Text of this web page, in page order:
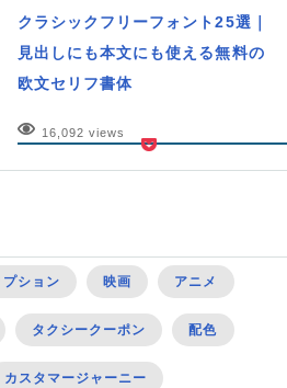
クラシックフリーフォント25選｜
見出しにも本文にも使える無料の
欧文セリフ書体
16,092 views
ション 映画 アニメ
タクシークーポン 配色
カスタマージャーニー